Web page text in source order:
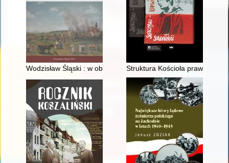
Wodzisław Śląski : w obliczu ogniaStruktura Kościoła